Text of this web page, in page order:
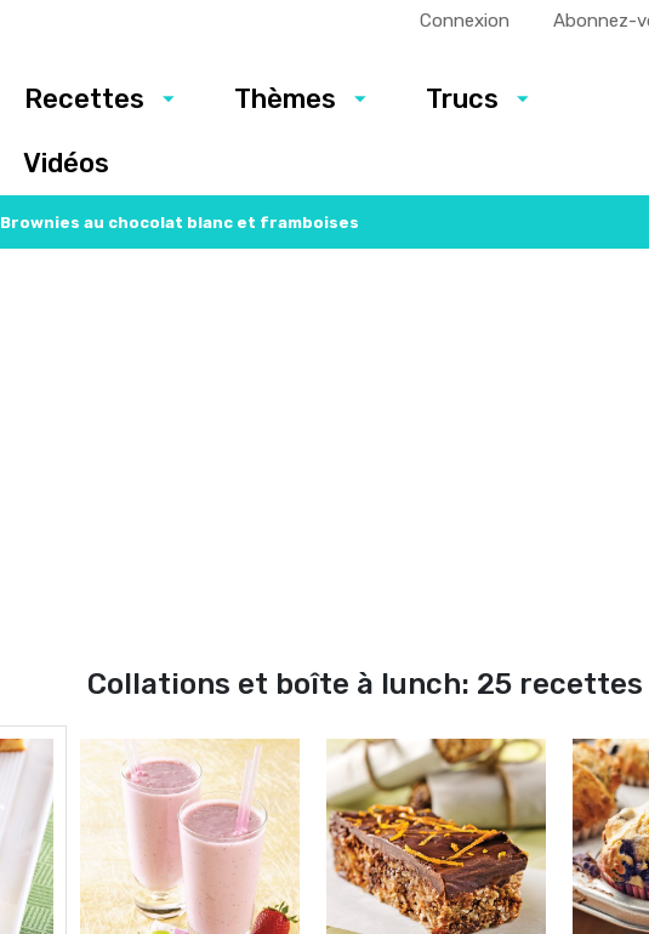
Connexion Abonnez-
Recettes Thèmes
Trucs
Vidéos
Brownies au chocolat blanc et framboises
Collations et boîte à lunch: 25 recettes